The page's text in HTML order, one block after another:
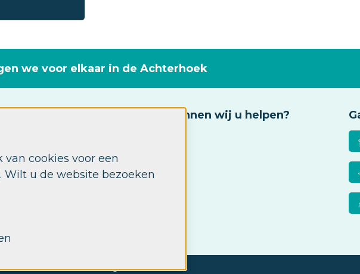
cookies voor een
u de website bezoeken
we voor elkaar in de Achterhoek
Waarmee kunnen wij u helpen?
Ergotherapie
Cookie instellingen